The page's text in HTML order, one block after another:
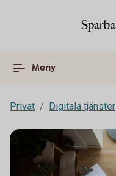
Meny
Privat Digitala tjänster